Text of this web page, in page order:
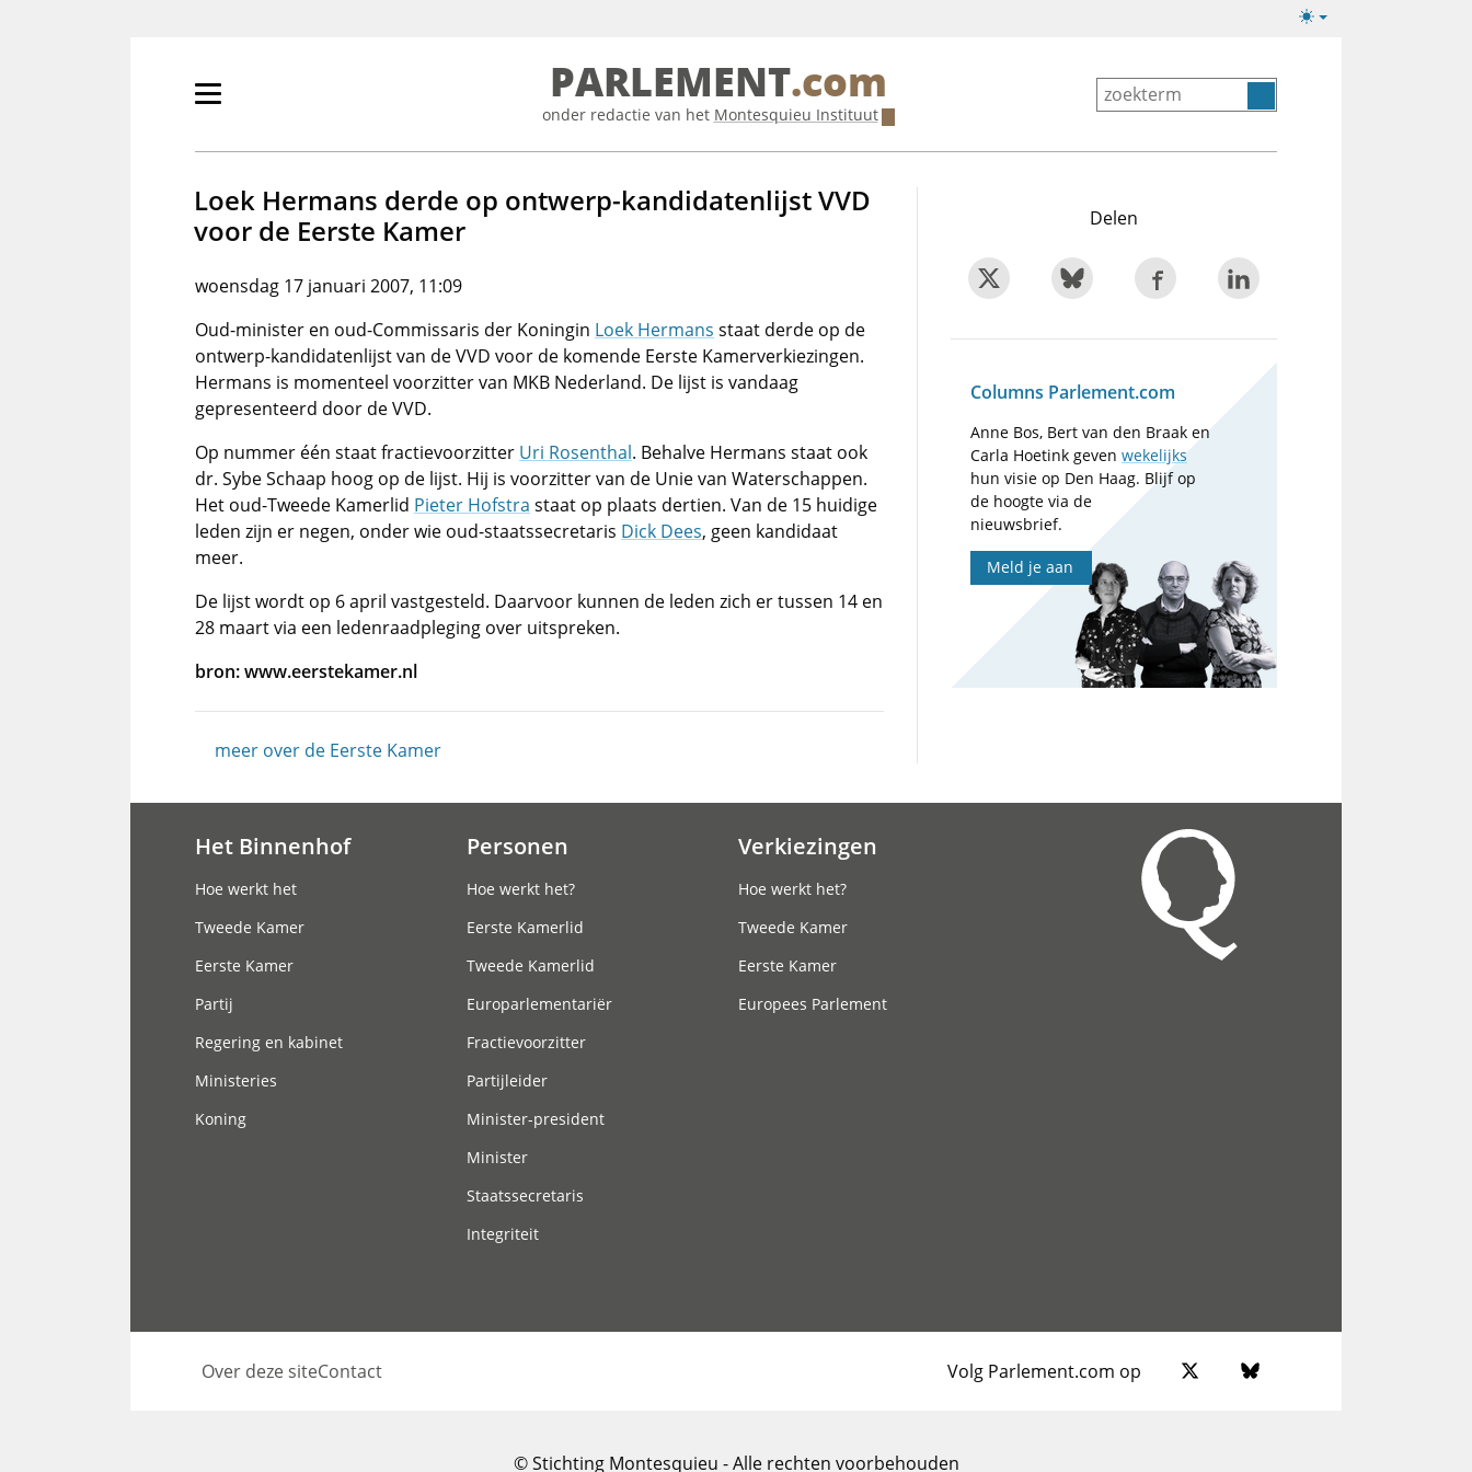
Lichte/donkere
Primair
tonen/verbergen
PARLEMENT.com
onder redactie van het Montesquieu Instituut
Loek Hermans derde op ontwerp-kandidatenlijst VVD
voor de Eerste Kamer
woensdag 17 januari 2007, 11:09
Oud-minister en oud-Commissaris der Koningin Loek Hermans staat derde op de
ontwerp-kandidatenlijst van de VVD voor de komende Eerste Kamerverkiezingen.
Hermans is momenteel voorzitter van MKB Nederland. De lijst is vandaag
gepresenteerd door de VVD.
Op nummer één staat fractievoorzitter Uri Rosenthal. Behalve Hermans staat ook
dr. Sybe Schaap hoog op de lijst. Hij is voorzitter van de Unie van Waterschappen.
Het oud-Tweede Kamerlid Pieter Hofstra staat op plaats dertien. Van de 15 huidige
leden zijn er negen, onder wie oud-staatssecretaris Dick Dees, geen kandidaat
meer.
De lijst wordt op 6 april vastgesteld. Daarvoor kunnen de leden zich er tussen 14 en
28 maart via een ledenraadpleging over uitspreken.
bron: www.eerstekamer.nl
meer over de Eerste Kamer
Delen
Columns Parlement.com
Anne Bos, Bert van den Braak en
Carla Hoetink gevenwekelijks
hun visie op Den Haag. Blijf op
de hoogte via de
nieuwsbrief.
Meld je aan
Het Binnenhof
Hoe werkt het
Tweede Kamer
Eerste Kamer
Partij
Regering en kabinet
Ministeries
Koning
Personen
Hoe werkt het?
Eerste Kamerlid
Tweede Kamerlid
Europarlementariër
Fractievoorzitter
Partijleider
Minister-president
Minister
Staatssecretaris
Integriteit
Verkiezingen
Hoe werkt het?
Tweede Kamer
Eerste Kamer
Europees Parlement
Over deze siteContact Volg Parlement.com op
© Stichting Montesquieu - Alle rechten voorbehouden